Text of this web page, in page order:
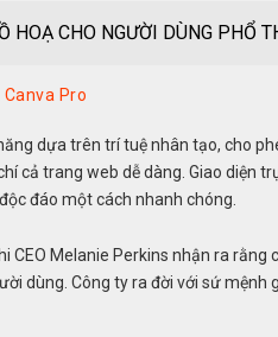
HOẠ CHO NGƯỜI DÙNG PHỔ
Pro
dựa trên trí tuệ nhân tạo, cho
cả trang web dễ dàng. Giao diện
đáo một cách nhanh chóng.
CEO Melanie Perkins nhận ra rằng
dùng. Công ty ra đời với sứ